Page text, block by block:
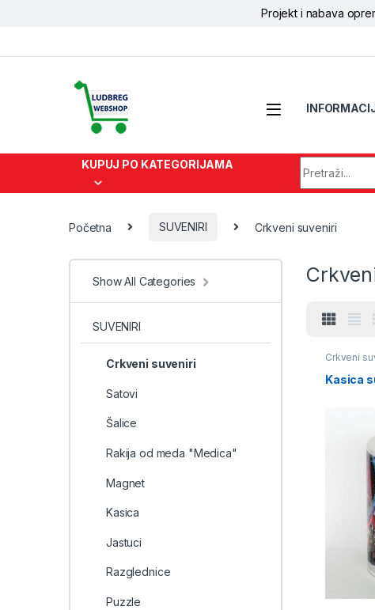
Projekt i nabava
KUPUJ PO KATEGORIJAMA
Početna SUVENIRI Crkveni suveniri
Crkveni
Kasica
Show All Categories
SUVENIRI
Crkveni suveniri
Satovi
Šalice
Rakija od meda "Medica"
Magnet
Kasica
Jastuci
Razglednice
Puzzle